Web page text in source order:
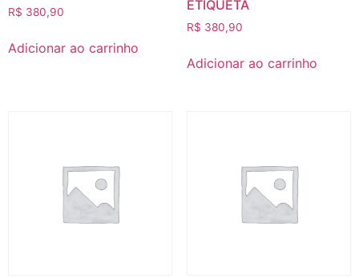
R$ 380,90
Adicionar ao carrinho
ETIQUETA
R$ 380,90
Adicionar ao carrinho